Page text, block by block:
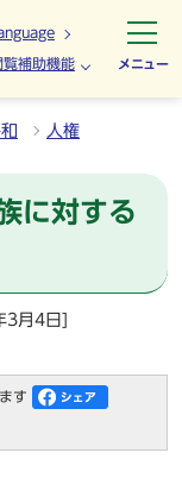
覧補助機能 メニュー
人権
に対する
3月4日]
す